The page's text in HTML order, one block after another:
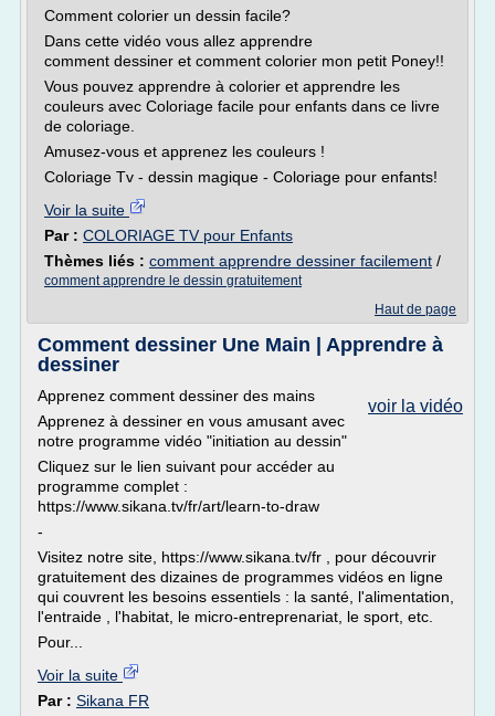
Comment colorier un dessin facile?
Dans cette vidéo vous allez apprendre
comment dessiner et comment colorier mon petit Poney!!
Vous pouvez apprendre à colorier et apprendre les
couleurs avec Coloriage facile pour enfants dans ce livre
de coloriage.
Amusez-vous et apprenez les couleurs !
Coloriage Tv - dessin magique - Coloriage pour enfants!
Voir la suite
Par : COLORIAGE TV pour Enfants
Thèmes liés : comment apprendre dessiner facilement /
comment apprendre le dessin gratuitement
Haut de page
Comment dessiner Une Main | Apprendre à
dessiner
voir la vidéo
Apprenez comment dessiner des mains
Apprenez à dessiner en vous amusant avec
notre programme vidéo "initiation au dessin"
Cliquez sur le lien suivant pour accéder au
programme complet :
https://www.sikana.tv/fr/art/learn-to-draw
-
Visitez notre site, https://www.sikana.tv/fr , pour découvrir
gratuitement des dizaines de programmes vidéos en ligne
qui couvrent les besoins essentiels : la santé, l'alimentation,
l'entraide , l'habitat, le micro-entreprenariat, le sport, etc.
Pour...
Voir la suite
Par : Sikana FR